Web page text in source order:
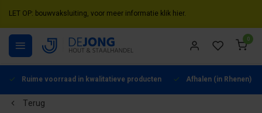
LET OP: bouwvaksluiting, voor meer informatie klik hier.
0
Ruime voorraad in kwalitatieve producten Afhalen (in Rhenen)
Terug